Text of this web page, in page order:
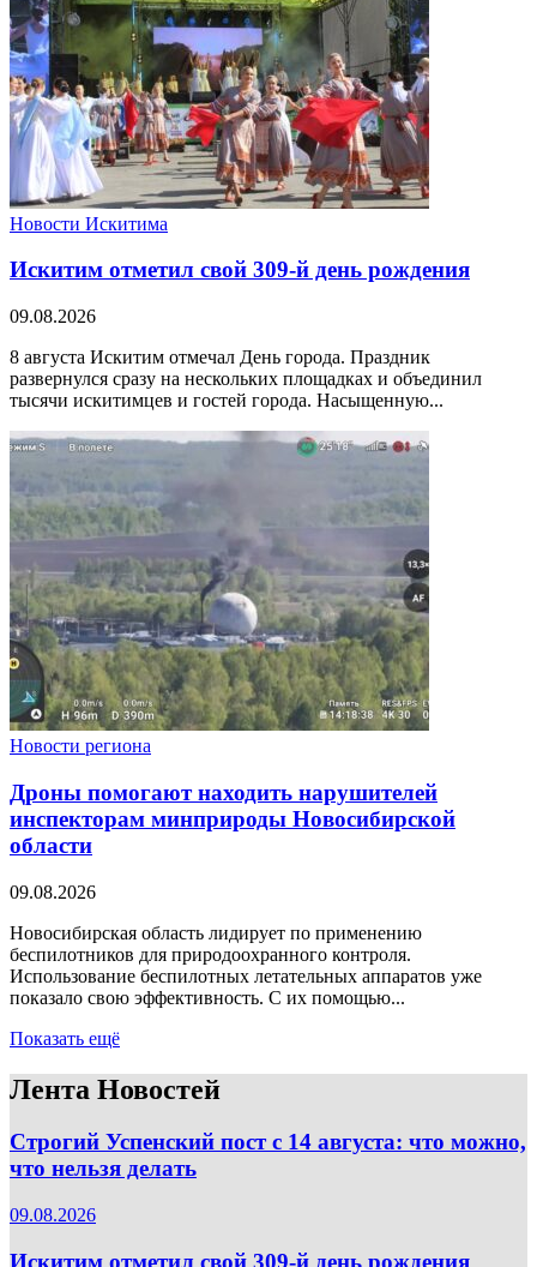
Новости Искитима
Искитим отметил свой 309-й день рождения
09.08.2026
8 августа Искитим отмечал День города. Праздник
развернулся сразу на нескольких площадках и объединил
тысячи искитимцев и гостей города. Насыщенную...
Новости региона
Дроны помогают находить нарушителей
инспекторам минприроды Новосибирской
области
09.08.2026
Новосибирская область лидирует по применению
беспилотников для природоохранного контроля.
Использование беспилотных летательных аппаратов уже
показало свою эффективность. С их помощью...
Показать ещё
Лента Новостей
Строгий Успенский пост с 14 августа: что можно,
что нельзя делать
09.08.2026
Искитим отметил свой 309-й день рождения